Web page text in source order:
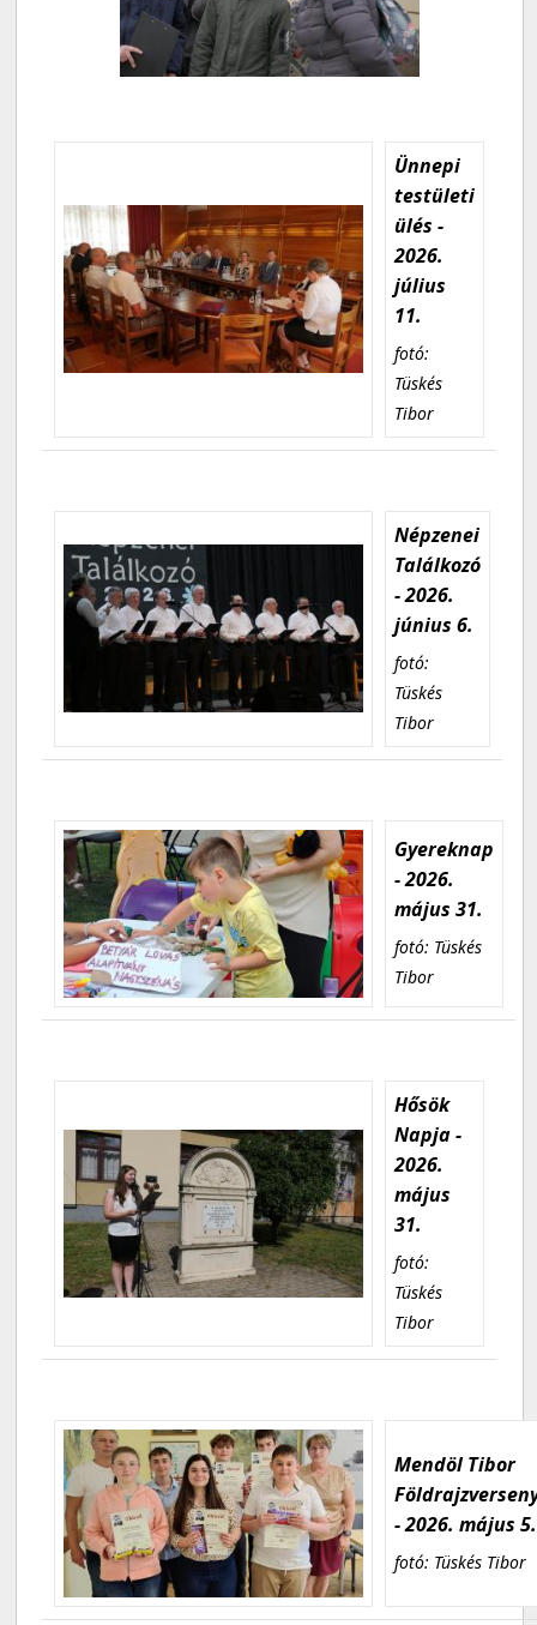
Ünnepi
testületi
ülés -
2026.
július
11.
fotó:
Tüskés
Tibor
Népzenei
Találkozó
- 2026.
június 6.
fotó:
Tüskés
Tibor
Gyereknap
- 2026.
május 31.
fotó: Tüskés
Tibor
Hősök
Napja -
2026.
május
31.
fotó:
Tüskés
Tibor
Mendöl Tibor
- 2026. május 5.
fotó: Tüskés Tibor